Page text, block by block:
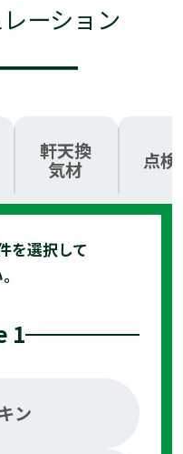
ーション
軒天換
気材 点検
を選択して
1
ン